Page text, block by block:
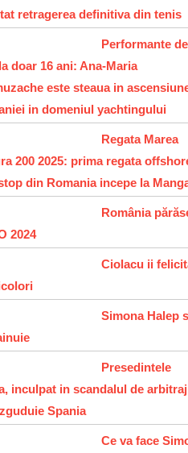
retragerea definitiva din tenis
Performante de
doar 16 ani: Ana-Maria
este steaua in
in domeniul yachtingului
Regata Marea
200 2025: prima regata
din Romania incepe la
România
2024
Ciolacu ii
Simona Halep
Presedintele
inculpat in scandalul de arbitraj
Spania
Ce va face